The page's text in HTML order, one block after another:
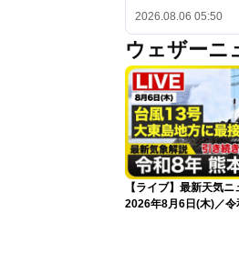
2026.08.06 05:50
ウェザーニ
【ライブ】最新天気
2026年8月6日(木)／令